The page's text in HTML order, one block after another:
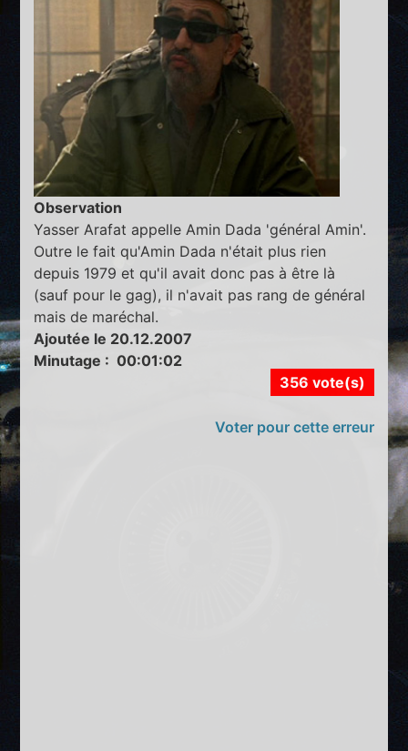
Observation
Yasser Arafat appelle Amin Dada 'général Amin'.
Outre le fait qu'Amin Dada n'était plus rien
depuis 1979 et qu'il avait donc pas à être là
(sauf pour le gag), il n'avait pas rang de général
mais de maréchal.
Ajoutée le 20.12.2007
Minutage : 00:01:02
356 vote(s)
Voter pour cette erreur